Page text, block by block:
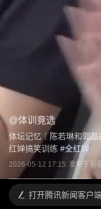
@体训竟选
体坛记忆｜陈若琳和郭
红婵搞笑训练 #全红婵
2026-05-12 17:15 发布于新
打开腾讯新闻客户